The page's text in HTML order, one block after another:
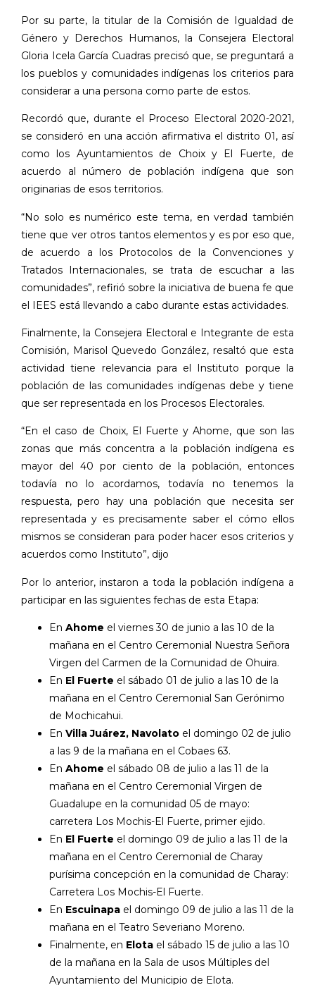
Por su parte, la titular de la Comisión de Igualdad de
Género y Derechos Humanos, la Consejera Electoral
Gloria Icela García Cuadras precisó que, se preguntará a
los pueblos y comunidades indígenas los criterios para
considerar a una persona como parte de estos.
Recordó que, durante el Proceso Electoral 2020-2021,
se consideró en una acción afirmativa el distrito 01, así
como los Ayuntamientos de Choix y El Fuerte, de
acuerdo al número de población indígena que son
originarias de esos territorios.
“No solo es numérico este tema, en verdad también
tiene que ver otros tantos elementos y es por eso que,
de acuerdo a los Protocolos de la Convenciones y
Tratados Internacionales, se trata de escuchar a las
comunidades”, refirió sobre la iniciativa de buena fe que
el IEES está llevando a cabo durante estas actividades.
Finalmente, la Consejera Electoral e Integrante de esta
Comisión, Marisol Quevedo González, resaltó que esta
actividad tiene relevancia para el Instituto porque la
población de las comunidades indígenas debe y tiene
que ser representada en los Procesos Electorales.
“En el caso de Choix, El Fuerte y Ahome, que son las
zonas que más concentra a la población indígena es
mayor del 40 por ciento de la población, entonces
todavía no lo acordamos, todavía no tenemos la
respuesta, pero hay una población que necesita ser
representada y es precisamente saber el cómo ellos
mismos se consideran para poder hacer esos criterios y
acuerdos como Instituto”, dijo
Por lo anterior, instaron a toda la población indígena a
participar en las siguientes fechas de esta Etapa:
En Ahome el viernes 30 de junio a las 10 de la
mañana en el Centro Ceremonial Nuestra Señora
Virgen del Carmen de la Comunidad de Ohuira.
En El Fuerte el sábado 01 de julio a las 10 de la
mañana en el Centro Ceremonial San Gerónimo
de Mochicahui.
En Villa Juárez, Navolato el domingo 02 de julio
a las 9 de la mañana en el Cobaes 63.
En Ahome el sábado 08 de julio a las 11 de la
mañana en el Centro Ceremonial Virgen de
Guadalupe en la comunidad 05 de mayo:
carretera Los Mochis-El Fuerte, primer ejido.
En El Fuerte el domingo 09 de julio a las 11 de la
mañana en el Centro Ceremonial de Charay
purísima concepción en la comunidad de Charay:
Carretera Los Mochis-El Fuerte.
En Escuinapa el domingo 09 de julio a las 11 de la
mañana en el Teatro Severiano Moreno.
Finalmente, en Elota el sábado 15 de julio a las 10
de la mañana en la Sala de usos Múltiples del
Ayuntamiento del Municipio de Elota.